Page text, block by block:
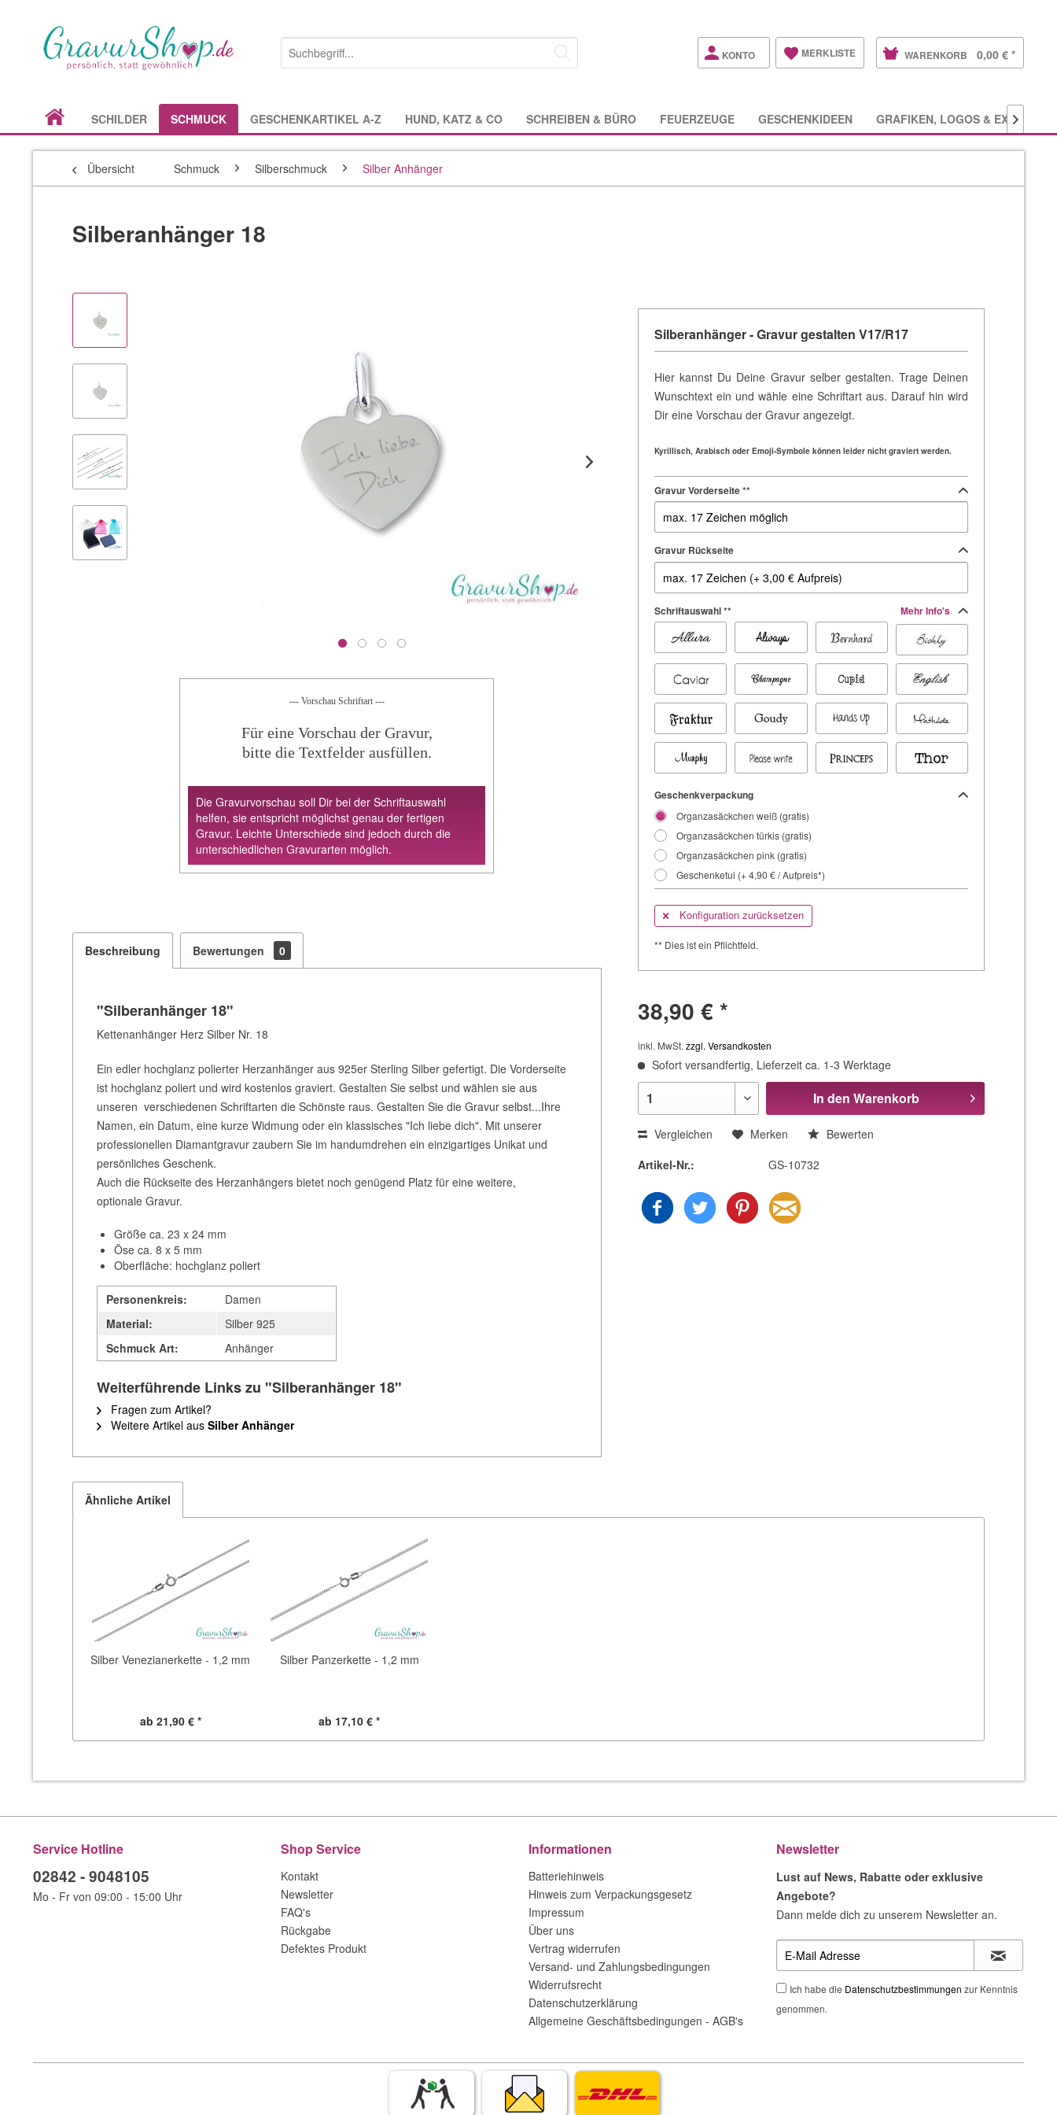
KONTO MERKLISTE WARENKORB 0,00 € *
SCHILDER SCHMUCK GESCHENKARTIKEL A-Z HUND, KATZ & CO SCHREIBEN & BÜRO FEUERZEUGE GESCHENKIDEEN GRAFIKEN, LOGOS & EXTRAS

Übersicht Schmuck Silberschmuck Silber Anhänger
Silberanhänger 18
--- Vorschau Schriftart ---
Für eine Vorschau der Gravur,
bitte die Textfelder ausfüllen.
Die Gravurvorschau soll Dir bei der Schriftauswahl
helfen, sie entspricht möglichst genau der fertigen
Gravur. Leichte Unterschiede sind jedoch durch die
unterschiedlichen Gravurarten möglich.
Beschreibung Bewertungen 0
"Silberanhänger 18"
Kettenanhänger Herz Silber Nr. 18
Ein edler hochglanz polierter Herzanhänger aus 925er Sterling Silber gefertigt. Die Vorderseite
ist hochglanz poliert und wird kostenlos graviert. Gestalten Sie selbst und wählen sie aus
unseren verschiedenen Schriftarten die Schönste raus. Gestalten Sie die Gravur selbst...Ihre
Namen, ein Datum, eine kurze Widmung oder ein klassisches "Ich liebe dich". Mit unserer
professionellen Diamantgravur zaubern Sie im handumdrehen ein einzigartiges Unikat und
persönliches Geschenk.
Auch die Rückseite des Herzanhängers bietet noch genügend Platz für eine weitere,
optionale Gravur.
Größe ca. 23 x 24 mm
Öse ca. 8 x 5 mm
Oberfläche: hochglanz poliert
Personenkreis:
Damen
Material:
Silber 925
Schmuck Art:
Anhänger
Weiterführende Links zu "Silberanhänger 18"
Fragen zum Artikel?
Weitere Artikel aus Silber Anhänger
Silberanhänger - Gravur gestalten V17/R17
Hier kannst Du Deine Gravur selber gestalten. Trage Deinen
Wunschtext ein und wähle eine Schriftart aus. Darauf hin wird
Dir eine Vorschau der Gravur angezeigt.
Kyrillisch, Arabisch oder Emoji-Symbole können leider nicht graviert werden.
Gravur Vorderseite **
Gravur Rückseite
Schriftauswahl ** Mehr Info's
Geschenkverpackung
Organzasäckchen weiß (gratis)
Organzasäckchen türkis (gratis)
Organzasäckchen pink (gratis)
Geschenketui (+ 4,90 € / Aufpreis*)
Konfiguration zurücksetzen
** Dies ist ein Pflichtfeld.
38,90 € *
inkl. MwSt.zzgl. Versandkosten
Sofort versandfertig, Lieferzeit ca. 1-3 Werktage
In den Warenkorb
Vergleichen Merken
Bewerten
Artikel-Nr.:
GS-10732
Ähnliche Artikel
Silber Venezianerkette - 1,2 mm
ab 21,90 € *
Silber Panzerkette - 1,2 mm
ab 17,10 € *
Service Hotline
02842 - 9048105
Mo - Fr von 09:00 - 15:00 Uhr
Shop Service
Kontakt
Newsletter
FAQ's
Rückgabe
Defektes Produkt
Informationen
Batteriehinweis
Hinweis zum Verpackungsgesetz
Impressum
Über uns
Vertrag widerrufen
Versand- und Zahlungsbedingungen
Widerrufsrecht
Datenschutzerklärung
Allgemeine Geschäftsbedingungen - AGB's
Newsletter
Lust auf News, Rabatte oder exklusive
Angebote?
Dann melde dich zu unserem Newsletter an.
Ich habe die Datenschutzbestimmungen zur Kenntnis
genommen.